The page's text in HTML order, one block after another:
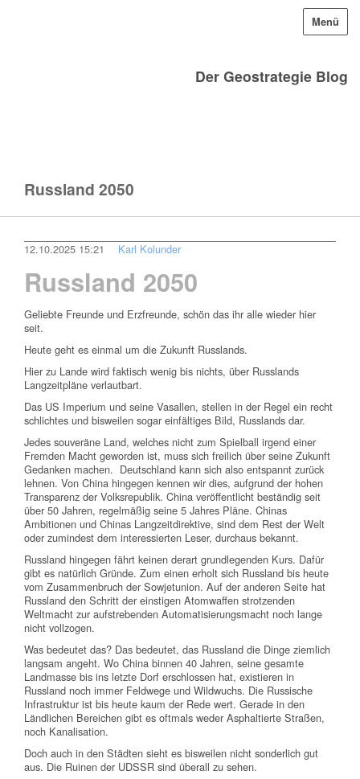
Der Geostrategie Blog
Menü
Russland 2050
12.10.2025 15:21 Karl Kolunder
Russland 2050
Geliebte Freunde und Erzfreunde, schön das ihr alle wieder hier
seit.
Heute geht es einmal um die Zukunft Russlands.
Hier zu Lande wird faktisch wenig bis nichts, über Russlands
Langzeitpläne verlautbart.
Das US Imperium und seine Vasallen, stellen in der Regel ein recht
schlichtes und bisweilen sogar einfältiges Bild, Russlands dar.
Jedes souveräne Land, welches nicht zum Spielball irgend einer
Fremden Macht geworden ist, muss sich freilich über seine Zukunft
Gedanken machen. Deutschland kann sich also entspannt zurück
lehnen. Von China hingegen kennen wir dies, aufgrund der hohen
Transparenz der Volksrepublik. China veröffentlicht beständig seit
über 50 Jahren, regelmäßig seine 5 Jahres Pläne. Chinas
Ambitionen und Chinas Langzeitdirektive, sind dem Rest der Welt
oder zumindest dem interessierten Leser, durchaus bekannt.
Russland hingegen fährt keinen derart grundlegenden Kurs. Dafür
gibt es natürlich Gründe. Zum einen erholt sich Russland bis heute
vom Zusammenbruch der Sowjetunion. Auf der anderen Seite hat
Russland den Schritt der einstigen Atomwaffen strotzenden
Weltmacht zur aufstrebenden Automatisierungsmacht noch lange
nicht vollzogen.
Was bedeutet das? Das bedeutet, das Russland die Dinge ziemlich
langsam angeht. Wo China binnen 40 Jahren, seine gesamte
Landmasse bis ins letzte Dorf erschlossen hat, existieren in
Russland noch immer Feldwege und Wildwuchs. Die Russische
Infrastruktur ist bis heute kaum der Rede wert. Gerade in den
Ländlichen Bereichen gibt es oftmals weder Asphaltierte Straßen,
noch Kanalisation.
Doch auch in den Städten sieht es bisweilen nicht sonderlich gut
aus. Die Ruinen der UDSSR sind überall zu sehen.